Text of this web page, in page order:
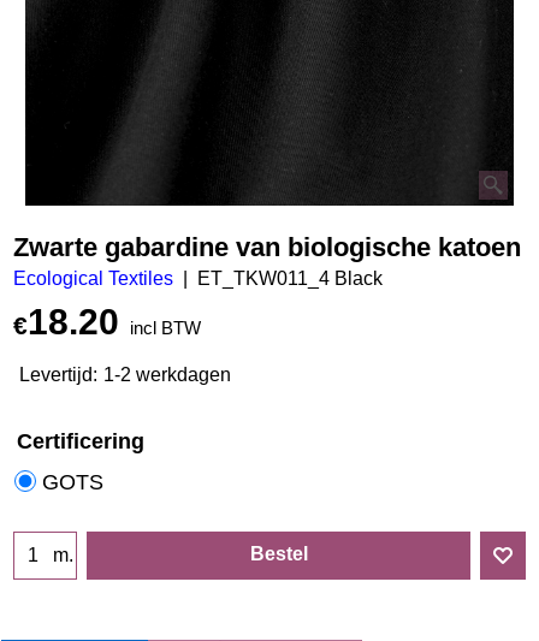
Zwarte gabardine van biologische katoen
Ecological Textiles ET_TKW011_4 Black
€18.20 incl BTW
Levertijd: 1-2 werkdagen
Certificering
GOTS
m. Bestel